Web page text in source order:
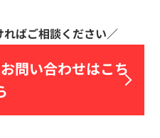
問い合わせはこち